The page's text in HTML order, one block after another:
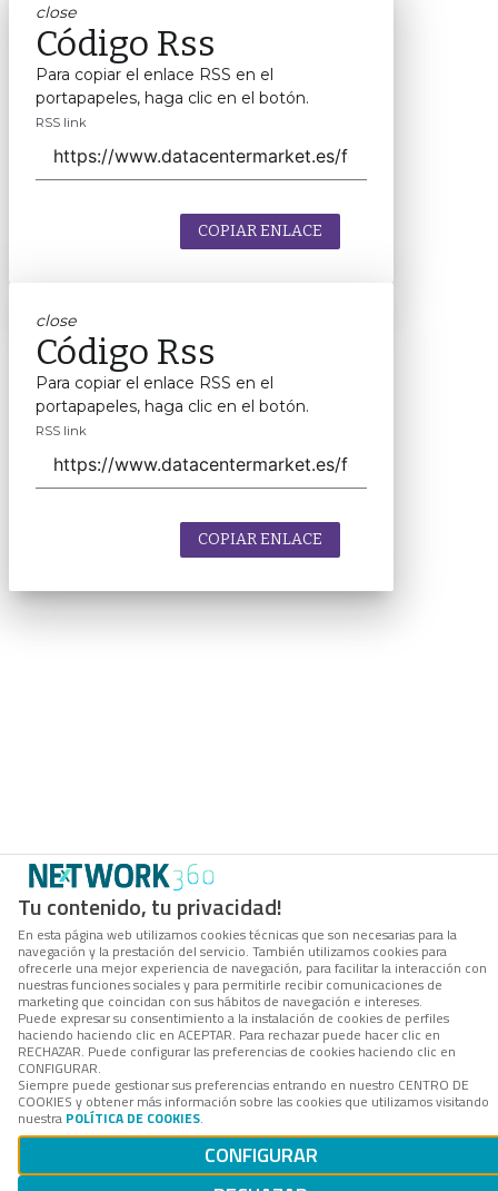
Tu contenido, tu privacidad!
En esta página web utilizamos cookies técnicas que son necesarias para la
navegación y la prestación del servicio. También utilizamos cookies para
ofrecerle una mejor experiencia de navegación, para facilitar la interacción con
nuestras funciones sociales y para permitirle recibir comunicaciones de
marketing que coincidan con sus hábitos de navegación e intereses.
Puede expresar su consentimiento a la instalación de cookies de perfiles
haciendo haciendo clic en ACEPTAR. Para rechazar puede hacer clic en
RECHAZAR. Puede configurar las preferencias de cookies haciendo clic en
CONFIGURAR.
Siempre puede gestionar sus preferencias entrando en nuestro CENTRO DE
COOKIES y obtener más información sobre las cookies que utilizamos visitando
nuestra POLÍTICA DE COOKIES.
CONFIGURAR
close
Código Rss
Para copiar el enlace RSS en el
portapapeles, haga clic en el botón.
RSS link
COPIAR ENLACE
close
Código Rss
Para copiar el enlace RSS en el
portapapeles, haga clic en el botón.
RSS link
COPIAR ENLACE